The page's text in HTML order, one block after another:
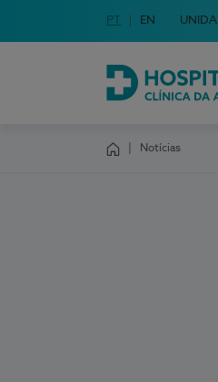
Escolha o seu idioma
Idioma em
PT English
EN
Hospital da Luz
Notícias